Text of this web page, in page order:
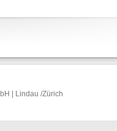
| Lindau /Zürich